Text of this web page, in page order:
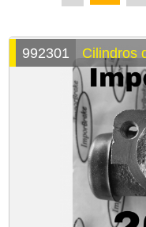
992301 Cilindros